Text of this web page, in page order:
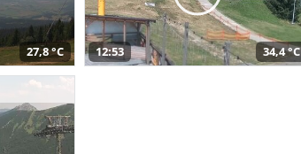
27,8 °C 12:53 34,4 °C